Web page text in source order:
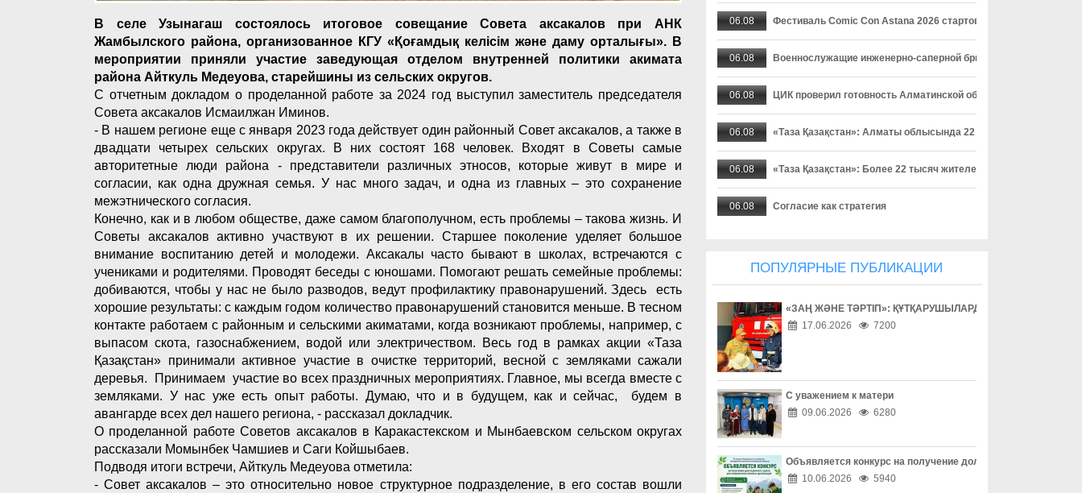
В селе Узынагаш состоялось итоговое совещание Совета аксакалов при АНК
Жамбылского района, организованное КГУ «Қоғамдық келісім және даму орталығы». В
мероприятии приняли участие заведующая отделом внутренней политики акимата
района Айткуль Медеуова, старейшины из сельских округов.
С отчетным докладом о проделанной работе за 2024 год выступил заместитель председателя
Совета аксакалов Исмаилжан Иминов.
- В нашем регионе еще с января 2023 года действует один районный Совет аксакалов, а также в
двадцати четырех сельских округах. В них состоят 168 человек. Входят в Советы самые
авторитетные люди района - представители различных этносов, которые живут в мире и
согласии, как одна дружная семья. У нас много задач, и одна из главных – это сохранение
межэтнического согласия.
Конечно, как и в любом обществе, даже самом благополучном, есть проблемы – такова жизнь. И
Советы аксакалов активно участвуют в их решении. Старшее поколение уделяет большое
внимание воспитанию детей и молодежи. Аксакалы часто бывают в школах, встречаются с
учениками и родителями. Проводят беседы с юношами. Помогают решать семейные проблемы:
добиваются, чтобы у нас не было разводов, ведут профилактику правонарушений. Здесь есть
хорошие результаты: с каждым годом количество правонарушений становится меньше. В тесном
контакте работаем с районным и сельскими акиматами, когда возникают проблемы, например, с
выпасом скота, газоснабжением, водой или электричеством. Весь год в рамках акции «Таза
Қазақстан» принимали активное участие в очистке территорий, весной с земляками сажали
деревья. Принимаем участие во всех праздничных мероприятиях. Главное, мы всегда вместе с
земляками. У нас уже есть опыт работы. Думаю, что и в будущем, как и сейчас, будем в
авангарде всех дел нашего региона, - рассказал докладчик.
О проделанной работе Советов аксакалов в Каракастекском и Мынбаевском сельском округах
рассказали Момынбек Чамшиев и Саги Койшыбаев.
Подводя итоги встречи, Айткуль Медеуова отметила:
- Совет аксакалов – это относительно новое структурное подразделение, в его состав вошли
06.08 Фестиваль Comic Con Astana 2026 стартовал в столице
06.08 Военнослужащие инженерно-саперной бригады осваивают
06.08 ЦИК проверил готовность Алматинской области к выборам
06.08 «Таза Қазақстан»: Алматы облысында 22 мыңнан астам
06.08 «Таза Қазақстан»: Более 22 тысяч жителей Алматинской
06.08 Согласие как стратегия
06.08 Безопасность начинается с ответственности
06.08 Бытовое насилие - не семейное дело
06.08 Инвестиции в здоровье
06.08 Борьба с наркоманией выходит на новый уровень
06.08 Наркотическая зависимость разрушает здоровье
ПОПУЛЯРНЫЕ ПУБЛИКАЦИИ
«ЗАҢ ЖӘНЕ ТӘРТІП»: ҚҰТҚАРУШЫЛАРДЫҢ ЕҢБЕГІМЕН
17.06.2026
7200
С уважением к матери
09.06.2026
6280
Объявляется конкурс на получение долгосрочного гранта
10.06.2026
5940